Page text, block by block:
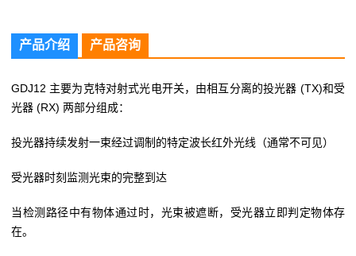
产品介绍 产品咨询
GDJ12 主要为克特对射式光电开关，由相互分离的投光器 (TX)和受
光器 (RX) 两部分组成：
投光器持续发射一束经过调制的特定波长红外光线（通常不可见）
受光器时刻监测光束的完整到达
当检测路径中有物体通过时，光束被遮断，受光器立即判定物体存
在。